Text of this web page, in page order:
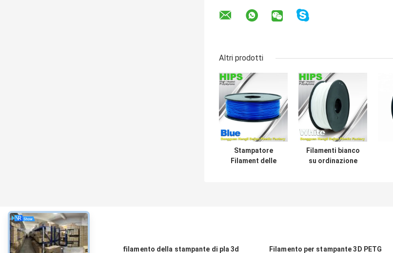
Altri prodotti
Stampatore
Filament delle
Filamenti bianco
su ordinazione
circa filamento della stampante di pla 3d Filamento per stampante 3D PETG